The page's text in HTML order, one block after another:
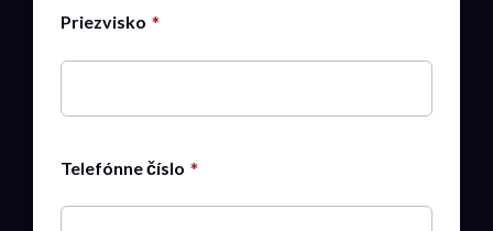
Priezvisko
Telefónne číslo